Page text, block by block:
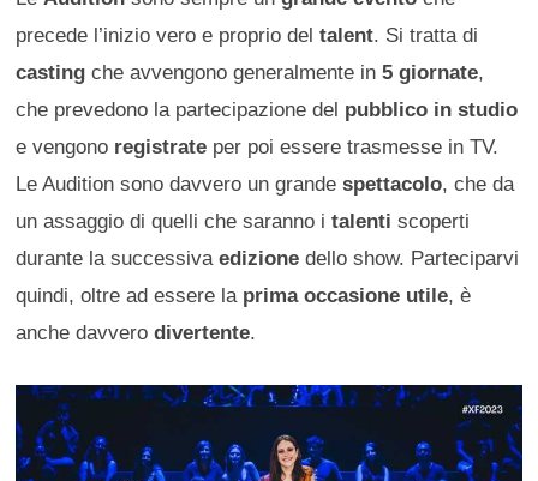
precede l’inizio vero e proprio deltalent. Si tratta di
casting che avvengono generalmente in5 giornate,
che prevedono la partecipazione del pubblico in studio
e vengono registrate per poi essere trasmesse in TV.
Le Audition sono davvero un grandespettacolo, che da
un assaggio di quelli che saranno italenti scoperti
durante la successivaedizione dello show. Parteciparvi
quindi, oltre ad essere la prima occasione utile, è
anche davverodivertente.